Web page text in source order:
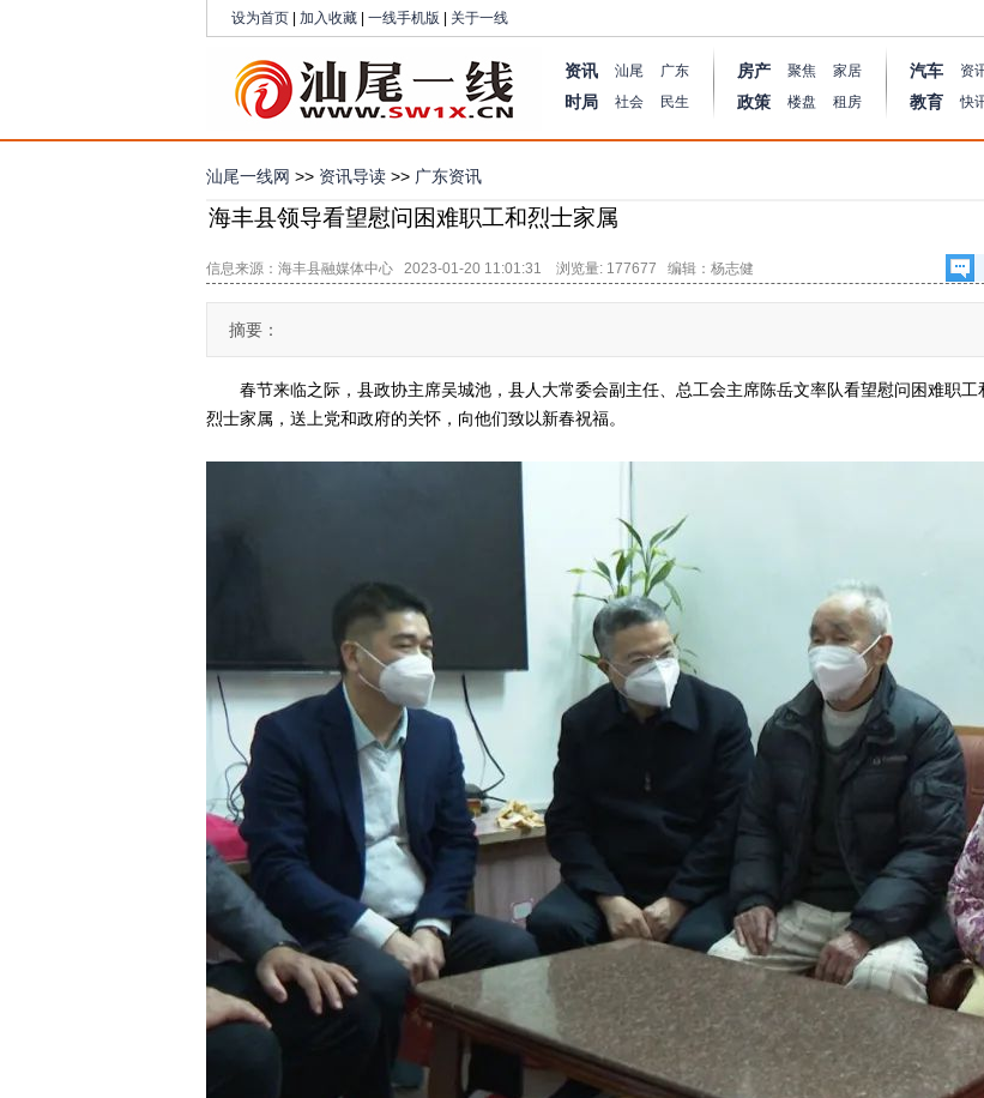
设为首页 加入收藏 一线手机版 关于一线
资讯 汕尾 广东
时局 社会 民生
房产 聚焦 家居
政策 楼盘 租房
汽车 资
教育 快
汕尾一线网 >> 资讯导读 >> 广东资讯
海丰县领导看望慰问困难职工和烈士家属
信息来源：海丰县融媒体中心 2023-01-20 11:01:31 浏览量: 177677 编辑：杨志健
摘要：
春节来临之际，县政协主席吴城池，县人大常委会副主任、总工会主席陈岳文率队看望慰问困难职工
烈士家属，送上党和政府的关怀，向他们致以新春祝福。